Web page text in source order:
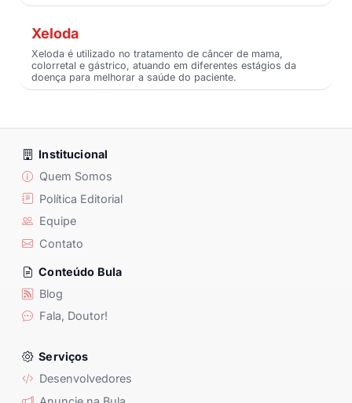
Xeloda
Xeloda é utilizado no tratamento de câncer de mama,
colorretal e gástrico, atuando em diferentes estágios da
doença para melhorar a saúde do paciente.
Institucional
Quem Somos
Política Editorial
Equipe
Contato
Conteúdo Bula
Blog
Fala, Doutor!
Serviços
Desenvolvedores